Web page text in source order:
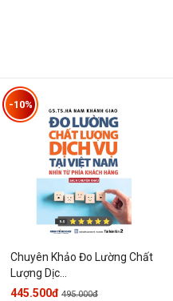
Chuyên Khảo Đo Lường Chất
Lượng Dịc...
-10%
445.500đ 495.000đ